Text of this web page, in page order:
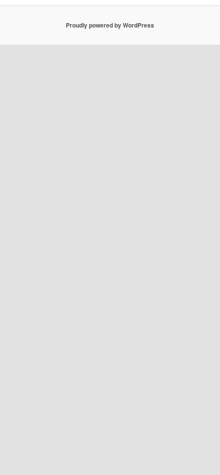
Proudly powered by WordPress